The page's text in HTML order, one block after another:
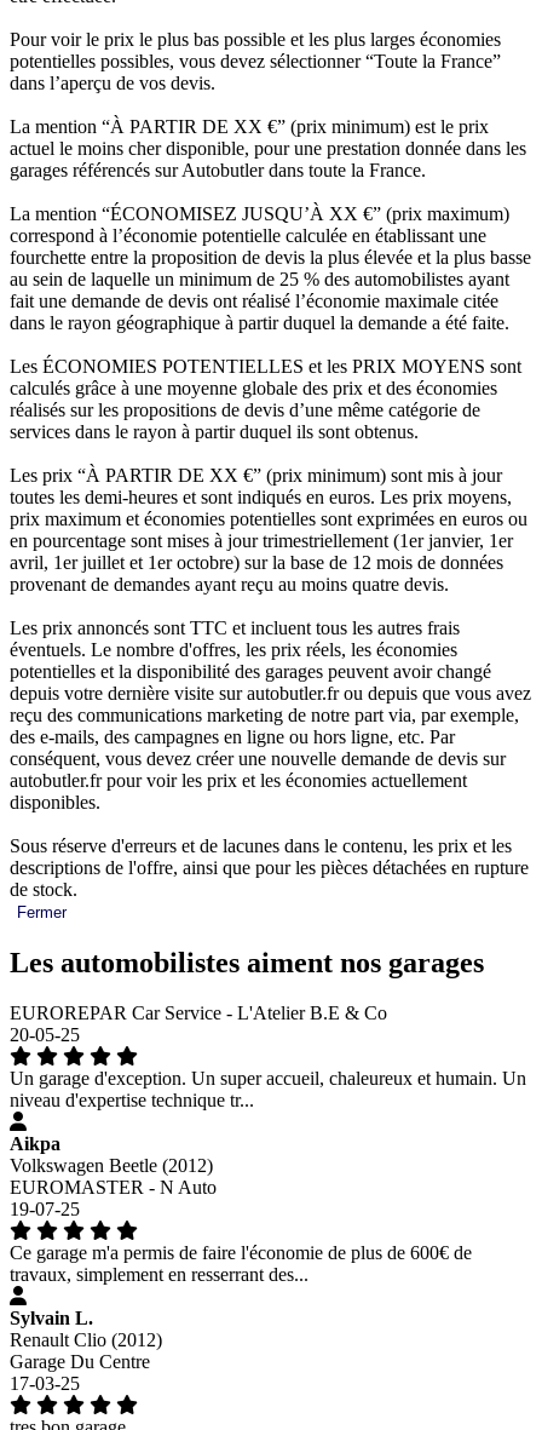
Pour voir le prix le plus bas possible et les plus larges économies
potentielles possibles, vous devez sélectionner “Toute la France”
dans l’aperçu de vos devis.
La mention “À PARTIR DE XX €” (prix minimum) est le prix
actuel le moins cher disponible, pour une prestation donnée dans les
garages référencés sur Autobutler dans toute la France.
La mention “ÉCONOMISEZ JUSQU’À XX €” (prix maximum)
correspond à l’économie potentielle calculée en établissant une
fourchette entre la proposition de devis la plus élevée et la plus basse
au sein de laquelle un minimum de 25 % des automobilistes ayant
fait une demande de devis ont réalisé l’économie maximale citée
dans le rayon géographique à partir duquel la demande a été faite.
Les ÉCONOMIES POTENTIELLES et les PRIX MOYENS sont
calculés grâce à une moyenne globale des prix et des économies
réalisés sur les propositions de devis d’une même catégorie de
services dans le rayon à partir duquel ils sont obtenus.
Les prix “À PARTIR DE XX €” (prix minimum) sont mis à jour
toutes les demi-heures et sont indiqués en euros. Les prix moyens,
prix maximum et économies potentielles sont exprimées en euros ou
en pourcentage sont mises à jour trimestriellement (1er janvier, 1er
avril, 1er juillet et 1er octobre) sur la base de 12 mois de données
provenant de demandes ayant reçu au moins quatre devis.
Les prix annoncés sont TTC et incluent tous les autres frais
éventuels. Le nombre d'offres, les prix réels, les économies
potentielles et la disponibilité des garages peuvent avoir changé
depuis votre dernière visite sur autobutler.fr ou depuis que vous avez
reçu des communications marketing de notre part via, par exemple,
des e-mails, des campagnes en ligne ou hors ligne, etc. Par
conséquent, vous devez créer une nouvelle demande de devis sur
autobutler.fr pour voir les prix et les économies actuellement
disponibles.
Sous réserve d'erreurs et de lacunes dans le contenu, les prix et les
descriptions de l'offre, ainsi que pour les pièces détachées en rupture
de stock.
Fermer
Les automobilistes aiment nos garages
EUROREPAR Car Service - L'Atelier B.E & Co
20-05-25
Un garage d'exception. Un super accueil, chaleureux et humain. Un
niveau d'expertise technique tr...
Aikpa
Volkswagen Beetle (2012)
EUROMASTER - N Auto
19-07-25
Ce garage m'a permis de faire l'économie de plus de 600€ de
travaux, simplement en resserrant des...
Sylvain L.
Renault Clio (2012)
Garage Du Centre
17-03-25